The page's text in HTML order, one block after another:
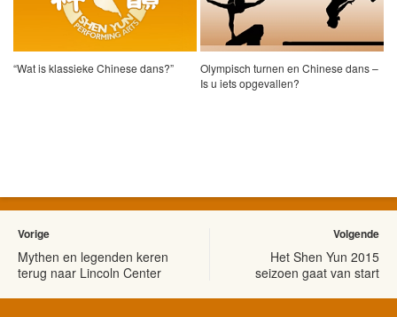
“Wat is klassieke Chinese dans?”
Olympisch turnen en Chinese dans –
Is u iets opgevallen?
Vorige
Mythen en legenden keren
terug naar Lincoln Center
Volgende
Het Shen Yun 2015
seizoen gaat van start